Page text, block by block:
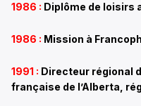
1986 : Diplôme de loisirs
1986 : Mission à
1991 : Directeur régional
française de l’Alberta,